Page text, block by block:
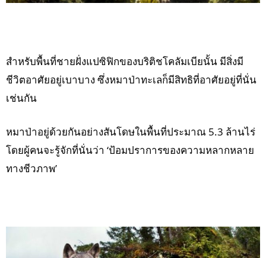
สำหรับพื้นที่ชายฝั่งแปซิฟิกของบริติชโคลัมเบียนั้น มีสิ่งมี
ชีวิตอาศัยอยู่เบาบาง ซึ่งหมาป่าทะเลก็มีสิทธิที่อาศัยอยู่ที่นั่น
เช่นกัน
หมาป่าอยู่ด้วยกันอย่างสันโดษในพื้นที่ประมาณ 5.3 ล้านไร่
โดยผู้คนจะรู้จักที่นั่นว่า ‘ป้อมปราการของความหลากหลาย
ทางชีวภาพ’